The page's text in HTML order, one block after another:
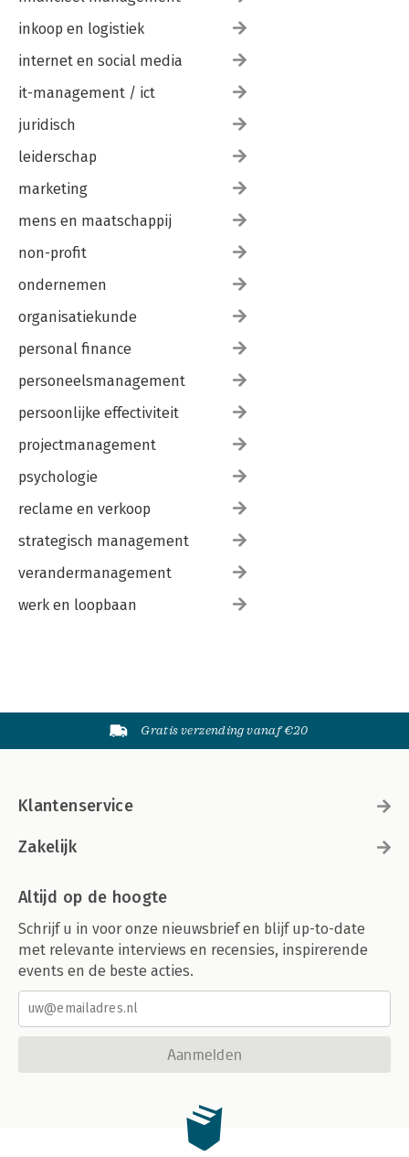
inkoop en logistiek
internet en social media
it-management / ict
juridisch
leiderschap
marketing
mens en maatschappij
non-profit
ondernemen
organisatiekunde
personal finance
personeelsmanagement
persoonlijke effectiviteit
projectmanagement
psychologie
reclame en verkoop
strategisch management
verandermanagement
werk en loopbaan
Gratis verzending vanaf €20
Klantenservice
Zakelijk
Altijd op de hoogte
Schrijf u in voor onze nieuwsbrief en blijf up-to-date
met relevante interviews en recensies, inspirerende
events en de beste acties.
Aanmelden